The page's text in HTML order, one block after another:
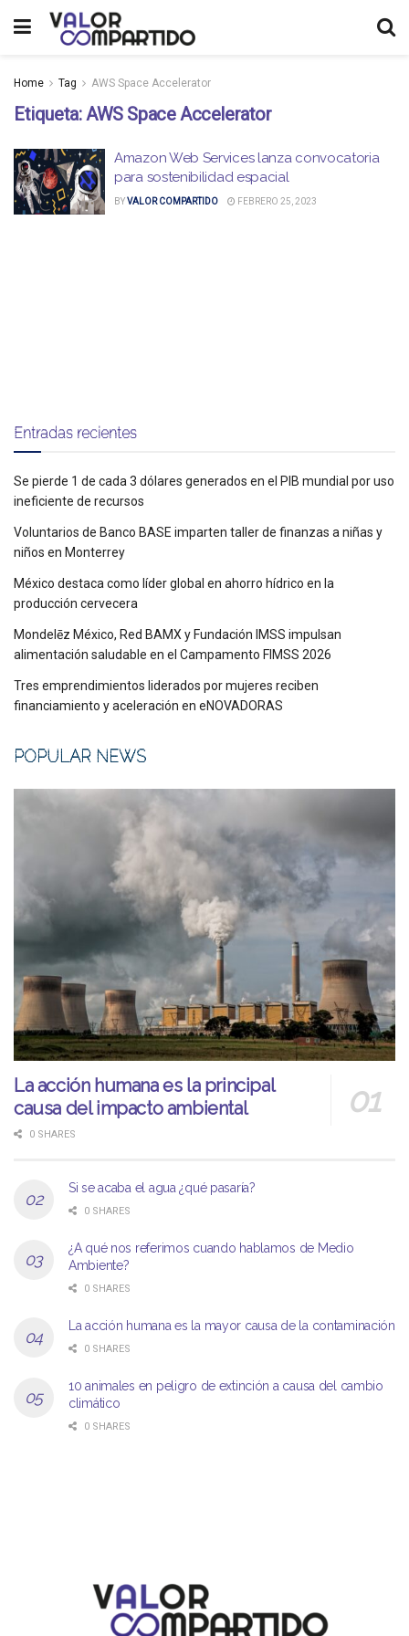
Home Tag AWS Space Accelerator
Etiqueta:AWS Space Accelerator
Amazon Web Services lanza convocatoria
para sostenibilidad espacial
BYVALOR COMPARTIDO FEBRERO 25, 2023
Entradas recientes
Se pierde 1 de cada 3 dólares generados en el PIB mundial por uso
ineficiente de recursos
Voluntarios de Banco BASE imparten taller de finanzas a niñas y
niños en Monterrey
México destaca como líder global en ahorro hídrico en la
producción cervecera
Mondelēz México, Red BAMX y Fundación IMSS impulsan
alimentación saludable en el Campamento FIMSS 2026
Tres emprendimientos liderados por mujeres reciben
financiamiento y aceleración en eNOVADORAS
POPULAR NEWS
La acción humana es la principal
causa del impacto ambiental
0 SHARES
Si se acaba el agua ¿qué pasaría?
0 SHARES
¿A qué nos referimos cuando hablamos de Medio
Ambiente?
0 SHARES
La acción humana es la mayor causa de la contaminación
0 SHARES
10 animales en peligro de extinción a causa del cambio
climático
0 SHARES